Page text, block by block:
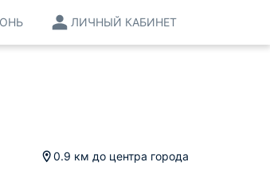
ЛИЧНЫЙ КАБИНЕТ
0.9 км до центра города